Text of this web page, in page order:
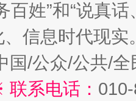
百姓”和“说真
信息时代现实
国/公众/公共/
联系电话：